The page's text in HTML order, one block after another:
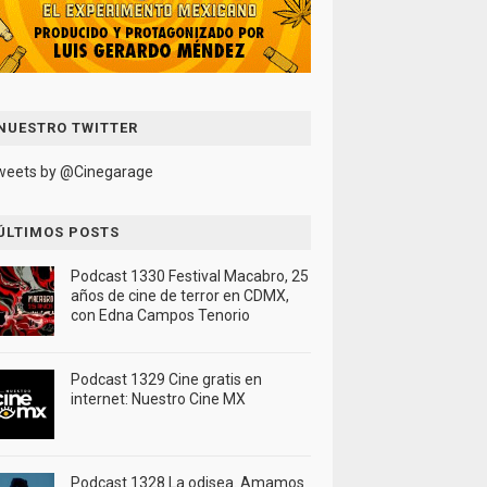
TWITTER
by @Cinegarage
POSTS
Podcast 1330 Festival Macabro, 25
años de cine de terror en CDMX,
con Edna Campos Tenorio
Podcast 1329 Cine gratis en
internet: Nuestro Cine MX
Podcast 1328 La odisea. Amamos